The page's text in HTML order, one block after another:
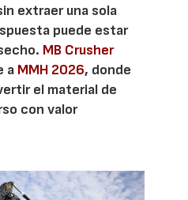
extraer una sola
puede estar
MB Crusher
a MMH 2026, donde
el material de
con valor